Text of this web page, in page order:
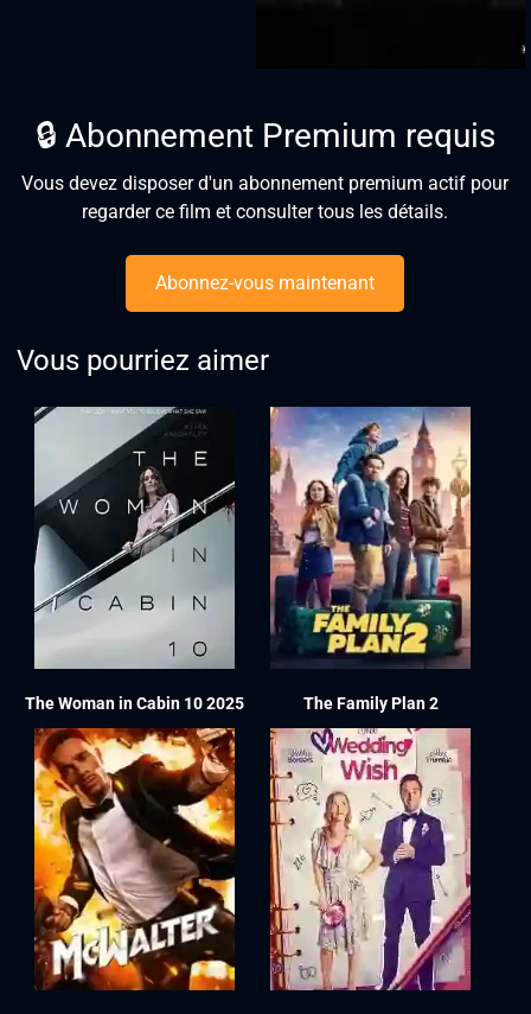
🔒 Abonnement Premium requis
Vous devez disposer d'un abonnement premium actif pour
regarder ce film et consulter tous les détails.
Abonnez-vous maintenant
Vous pourriez aimer
The Woman in Cabin 10 2025 The Family Plan 2